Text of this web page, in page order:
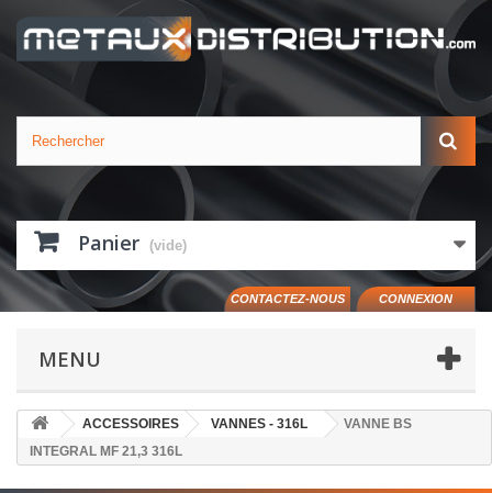
Panier (vide)
CONNEXION
CONTACTEZ-NOUS
MENU
ACCESSOIRES VANNES - 316L
VANNE BS
INTEGRAL MF 21,3 316L